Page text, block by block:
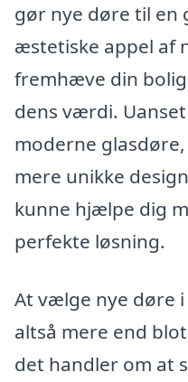
gør nye døre til en
æstetiske appel af
fremhæve din
dens værdi.
moderne
mere unikke
kunne hjælpe dig
perfekte løsning.
At vælge nye døre
altså mere end
det handler om at